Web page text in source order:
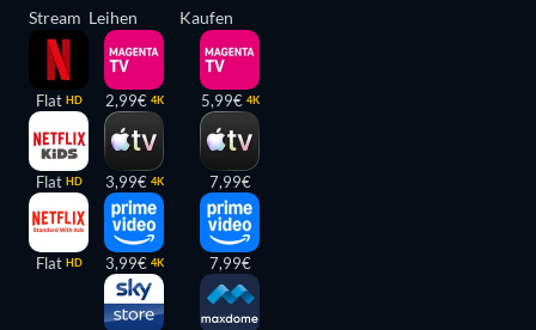
Stream
Flat HD
Flat HD
Flat HD
Leihen
2,99€ 4K
3,99€ 4K
3,99€ 4K
Kaufen
5,99€ 4K
7,99€
7,99€